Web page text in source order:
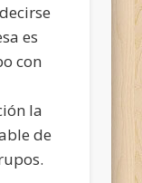
es
con
la
de